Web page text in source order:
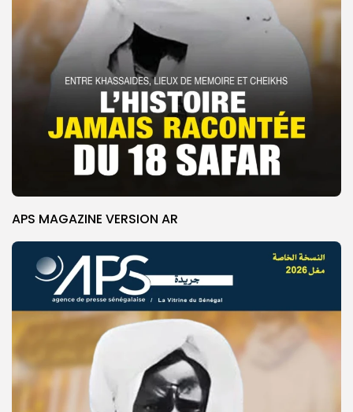
APS MAGAZINE VERSION AR